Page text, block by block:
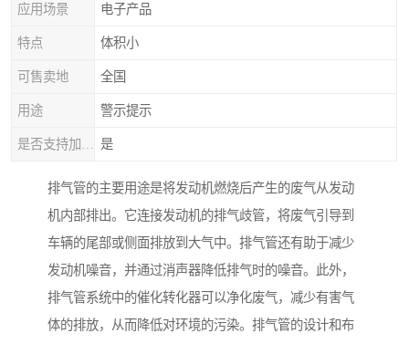
应用场景 电子产品
特点 体积小
可售卖地 全国
用途 警示提示
是
排气管的主要用途是将发动机燃烧后产生的废气从发动
机内部排出。它连接发动机的排气歧管，将废气引导到
车辆的尾部或侧面排放到大气中。排气管还有助于减少
发动机噪音，并通过消声器降低排气时的噪音。此外，
排气管系统中的催化转化器可以净化废气，减少有害气
体的排放，从而降低对环境的污染。排气管的设计和布